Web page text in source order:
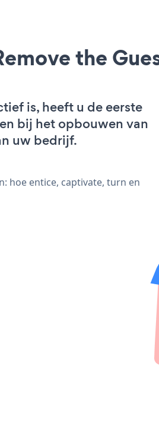
the
is, heeft u de eerste
bij het opbouwen van
uw bedrijf.
hoe entice, captivate, turn en